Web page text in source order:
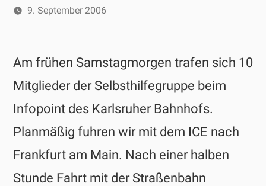
von
9. September 2006
Am frühen Samstagmorgen trafen sich 10
Mitglieder der Selbsthilfegruppe beim
Infopoint des Karlsruher Bahnhofs.
Planmäßig fuhren wir mit dem ICE nach
Frankfurt am Main. Nach einer halben
Stunde Fahrt mit der Straßenbahn